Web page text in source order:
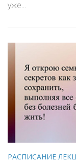
уже...
РАСПИСАНИЕ